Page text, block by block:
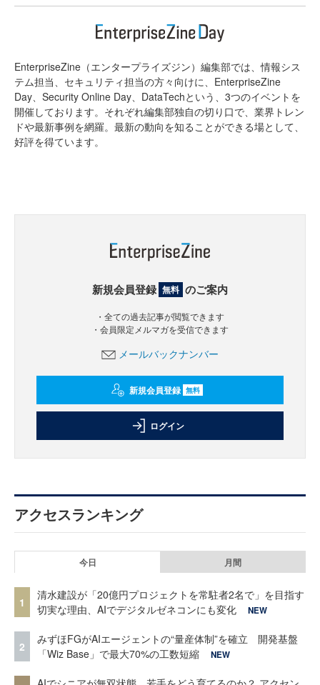
EnterpriseZine（エンタープライズジン）編集部では、情報シス
テム担当、セキュリティ担当の方々向けに、EnterpriseZine
Day、Security Online Day、DataTechという、3つのイベントを
開催しております。それぞれ編集部独自の切り口で、業界トレン
ドや最新事例を網羅。最新の動向を知ることができる場として、
好評を得ています。
新規会員登録 無料 のご案内
・全ての過去記事が閲覧できます
・会員限定メルマガを受信できます
メールバックナンバー
新規会員登録 無料
ログイン
アクセスランキング
今日 月間
1
清水建設が「20億円プロジェクトを常駐者2名で」を目指す
切実な理由、AIでデジタルゼネコンにも変化
NEW
2
みずほFGがAIエージェントの“量産体制”を確立 開発基盤
「Wiz Base」で最大70%の工数短縮
NEW